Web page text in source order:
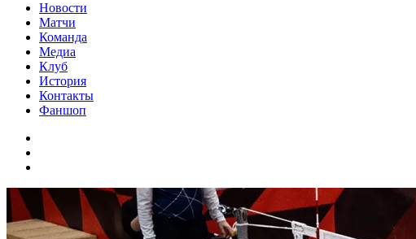
Новости
Матчи
Команда
Медиа
Клуб
История
Контакты
Фаншоп